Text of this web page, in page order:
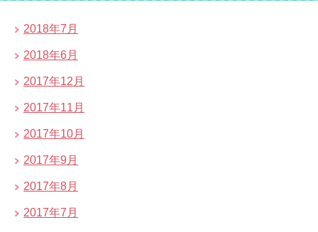
2018年7月
2018年6月
2017年12月
2017年11月
2017年10月
2017年9月
2017年8月
2017年7月